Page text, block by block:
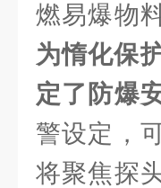
燃易爆物
为惰化保
定了防爆
警设定，
将聚焦探